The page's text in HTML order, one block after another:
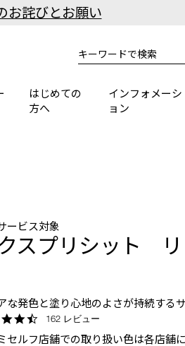
お詫びとお願い
はじめての
方へ
インフォメーシ
ョン
カ
タ
検
use
your
access
the
suggestions
ービス対象
スプリシット リ
な発色と塗り心地のよさが持続する
4.7
rating
162 レビュー
セルフ店舗での取り扱い色は各店舗に